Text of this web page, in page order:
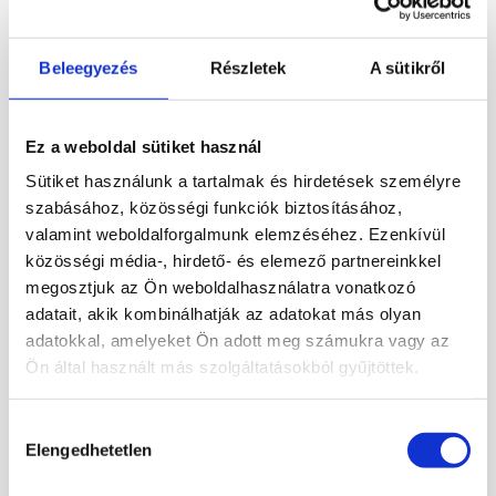
Beleegyezés Részletek A sütikről
Ez a weboldal sütiket használ
Sütiket használunk a tartalmak és hirdetések személyre
szabásához, közösségi funkciók biztosításához,
valamint weboldalforgalmunk elemzéséhez. Ezenkívül
közösségi média-, hirdető- és elemező partnereinkkel
megosztjuk az Ön weboldalhasználatra vonatkozó
adatait, akik kombinálhatják az adatokat más olyan
adatokkal, amelyeket Ön adott meg számukra vagy az
Ön által használt más szolgáltatásokból gyűjtöttek.
kiválasztása
Elengedhetetlen
A merlinitet a bölcsesség és a spirituális
tisztánlátás kövének tartják. Energiája
támogatja az intuíciót, a belső fejlődést és
a régi minták elengedését. Masszírozó rúd
és tisztító hatással bír.
JÓTÉKONY HATÁSAI:
Segít a feszültség és stressz oldásában.
Fokozza a meditáció és a relaxáció
élményét.
Erősíti az intuíciót és támogatja a
Segíthet az energiaáramlás